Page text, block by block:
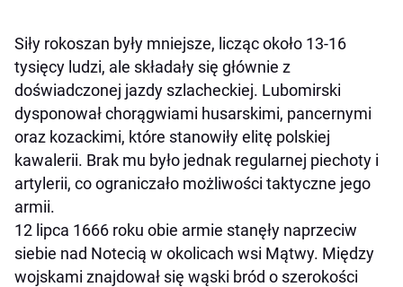
Siły rokoszan były mniejsze, licząc około 13-16
tysięcy ludzi, ale składały się głównie z
doświadczonej jazdy szlacheckiej. Lubomirski
dysponował chorągwiami husarskimi, pancernymi
oraz kozackimi, które stanowiły elitę polskiej
kawalerii. Brak mu było jednak regularnej piechoty i
artylerii, co ograniczało możliwości taktyczne jego
armii.
12 lipca 1666 roku obie armie stanęły naprzeciw
siebie nad Notecią w okolicach wsi Mątwy. Między
wojskami znajdował się wąski bród o szerokości